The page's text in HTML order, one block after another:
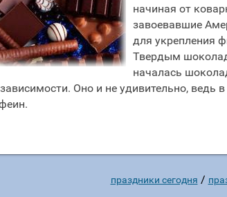
начиная от
завоевавшие
для укрепления
Твердым
началась
Оно и не удивительно,
праздники сегодня /